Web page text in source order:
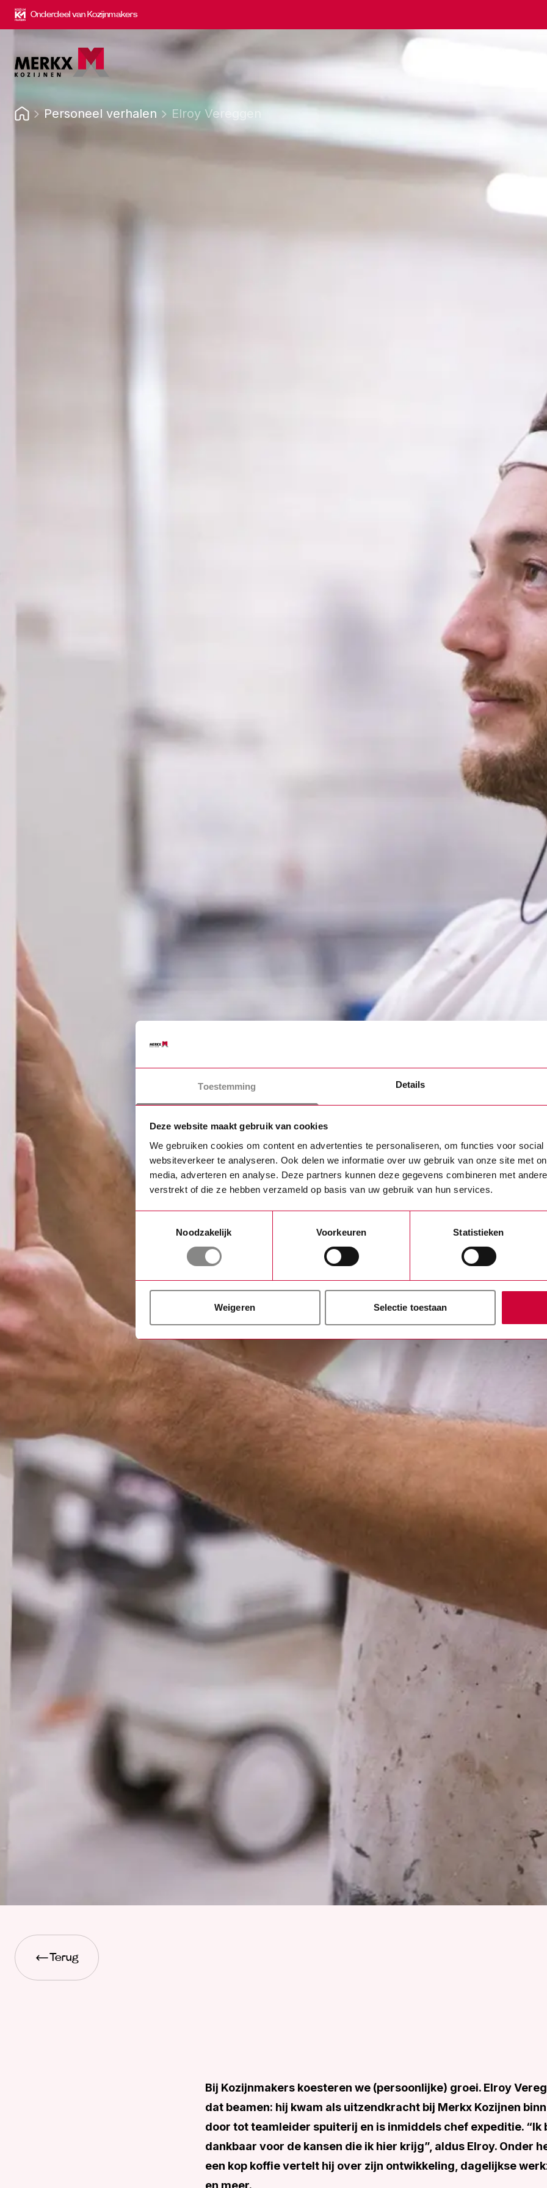
Toestemming Details
Deze website maakt gebruik van cookies
We gebruiken cookies om content en advertenties te personaliseren, om functies voor
websiteverkeer te analyseren. Ook delen we informatie over uw gebruik van onze site met
media, adverteren en analyse. Deze partners kunnen deze gegevens combineren met
verstrekt of die ze hebben verzameld op basis van uw gebruik van hun services.
Noodzakelijk
Voorkeuren Statistieken
Weigeren Selectie toestaan
Onderdeel van Kozijnmakers
Personeel verhalen Elroy Vereggen
Terug
Bij Kozijnmakers koesteren we (persoonlijke) groei. Elroy
dat beamen: hij kwam als uitzendkracht bij Merkx Kozijnen
door tot teamleider spuiterij en is inmiddels chef expeditie. “Ik
dankbaar voor de kansen die ik hier krijg”, aldus Elroy. Onder
een kop koffie vertelt hij over zijn ontwikkeling, dagelijkse
en meer.